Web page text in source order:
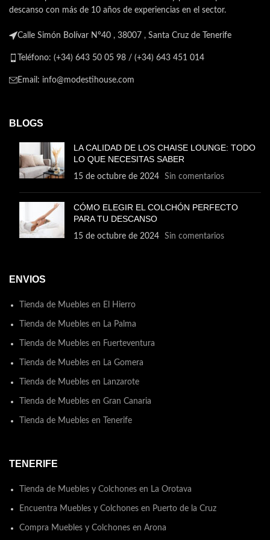
descanso con más de 10 años de experiencias en el sector.
Calle Simón Bolívar Nº40 , 38007 , Santa Cruz de Tenerife
Teléfono: (+34) 643 50 05 98 / (+34) 643 451 014
Email: info@modestihouse.com
BLOGS
LA CALIDAD DE LOS CHAISE LOUNGE: TODO
LO QUE NECESITAS SABER
15 de octubre de 2024 Sin comentarios
CÓMO ELEGIR EL COLCHÓN PERFECTO
PARA TU DESCANSO
15 de octubre de 2024 Sin comentarios
ENVIOS
Tienda de Muebles en El Hierro
Tienda de Muebles en La Palma
Tienda de Muebles en Fuerteventura
Tienda de Muebles en La Gomera
Tienda de Muebles en Lanzarote
Tienda de Muebles en Gran Canaria
Tienda de Muebles en Tenerife
TENERIFE
Tienda de Muebles y Colchones en La Orotava
Encuentra Muebles y Colchones en Puerto de la Cruz
Compra Muebles y Colchones en Arona